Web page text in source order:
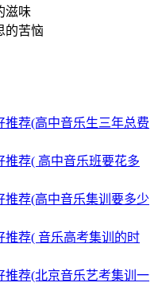
滋味
的苦恼
荐(高中音乐生三年总费
荐( 高中音乐班要花多
荐(高中音乐集训要多少
荐( 音乐高考集训的时
荐(北京音乐艺考集训一